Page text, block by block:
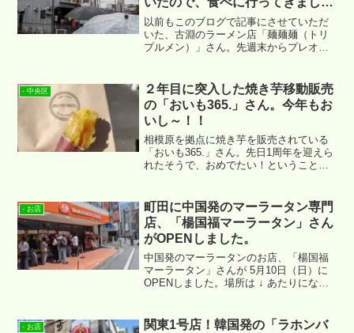
た！
以前もこのブログで記事にさせていただ
いた、古淵のラーメン店「麺麺麺（トリ
プルメン）」さん。先週末からプレオー
て昨日足を運んでまいりましたので、そ
の時の様子をご紹介させていただきま
す。
- 中央区
２年目に突入した焼き芋移動販売
の「おいも365.」さん。今年もお
いし～！！
相模原を拠点に焼き芋を販売されている
「おいも365.」さん。先日1周年を迎えら
れたそうで、おめでたい！ということ
き芋をご紹介です～。
- お店
町田に中国発のマーラータン専門
店、「楊国福マーラータン」さん
がOPENしました。
中国発のマーラータンのお店、「楊国福
マーラータン」さんが 5月10日（日）に
OPENしました。場所は ↓ あたりにな
- お店
関東1号店！韓国発の「ラホンバ